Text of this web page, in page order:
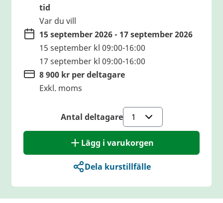
tid
Var du vill
15 september 2026 - 17 september 2026
15 september kl 09:00-16:00
17 september kl 09:00-16:00
8 900 kr per deltagare
Exkl. moms
Antal deltagare
Lägg i varukorgen
Dela kurstillfälle